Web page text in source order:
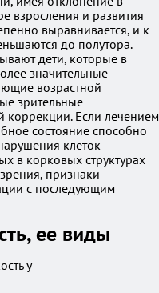
взросления и развития
выравнивается, и к
до полутора.
дети, которые в
значительные
возрастной
зрительные
коррекции. Если лечением
состояние способно
клеток
в корковых структурах
признаки
с последующим
ее виды